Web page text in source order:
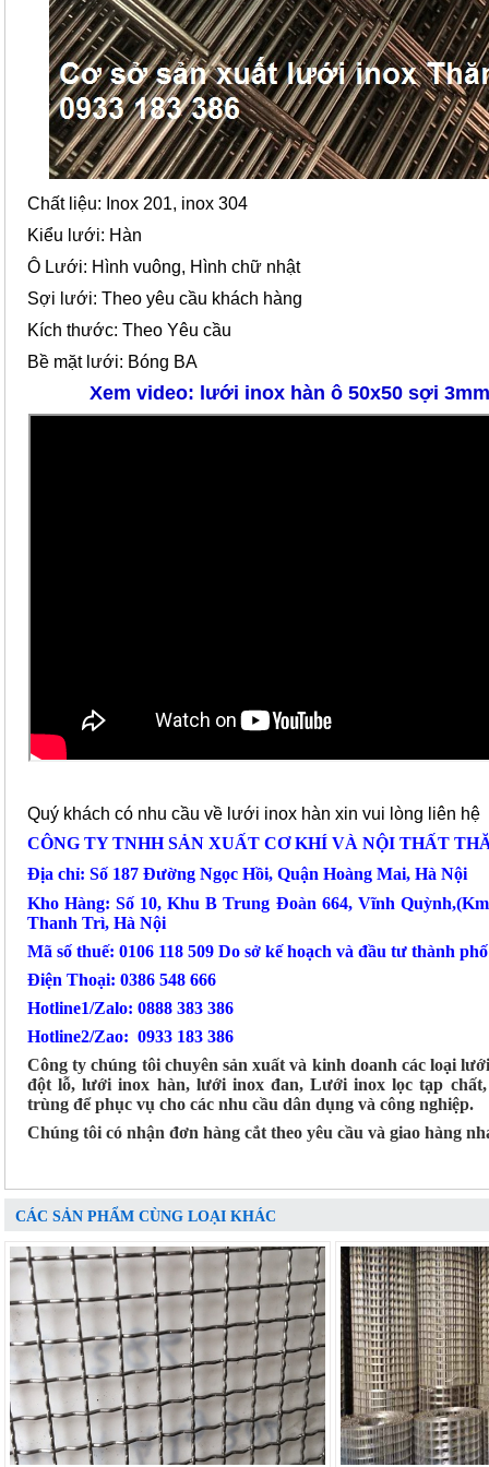
Chất liệu: Inox 201, inox 304
Kiểu lưới: Hàn
Ô Lưới: Hình vuông, Hình chữ nhật
Sợi lưới: Theo yêu cầu khách hàng
Kích thước: Theo Yêu cầu
Bề mặt lưới: Bóng BA
Xem video: lưới inox hàn ô 50x50 sợi
Quý khách có nhu cầu về lưới inox hàn xin vui lòng liên hệ
CÔNG TY TNHH SẢN XUẤT CƠ KHÍ VÀ NỘI THẤT
Địa chỉ: Số 187 Đường Ngọc Hồi, Quận Hoàng Mai, Hà Nội
Kho Hàng: Số 10, Khu B Trung Đoàn 664, Vĩnh
Thanh Trì, Hà Nội
Mã số thuế: 0106 118 509 Do sở kế hoạch và đầu tư thành
Điện Thoại: 0386 548 666
Hotline1/Zalo: 0888 383 386
Hotline2/Zao: 0933 183 386
Công ty chúng tôi chuyên sản xuất và kinh doanh các loại
đột lỗ, lưới inox hàn, lưới inox đan, Lưới inox lọc tạp
trùng để phục vụ cho các nhu cầu dân dụng và công nghiệp.
Chúng tôi có nhận đơn hàng cắt theo yêu cầu và giao hàng
CÁC SẢN PHẨM CÙNG LOẠI KHÁC